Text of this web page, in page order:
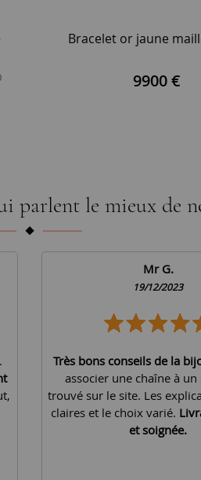
Bracelet or jaune
9900 €
parlent le mieux de
Mr G.
19/12/2023
Très bons conseils de la
associer une chaîne à
trouvé sur le site. Les
claires et le choix varié.
et soignée.